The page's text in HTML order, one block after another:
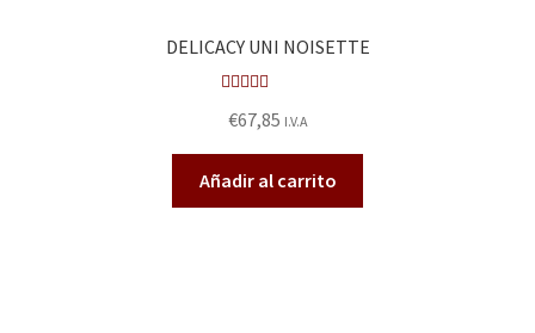
DELICACY UNI NOISETTE
do en
2.47
de 5
€67,85 I.V.A
Añadir al carrito